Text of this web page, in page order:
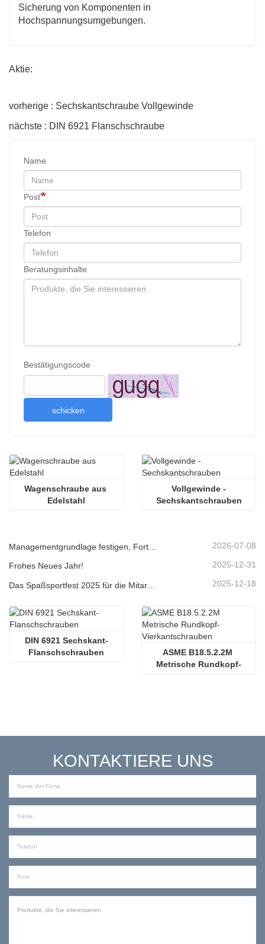
Sicherung von Komponenten in
Hochspannungsumgebungen.
Aktie:
vorherige : Sechskantschraube Vollgewinde
nächste : DIN 6921 Flanschschraube
Name
Post
Telefon
Beratungsinhalte
Bestätigungscode
schicken
Wagenschraube aus
Edelstahl
Vollgewinde -
Sechskantschrauben
2026-07-08
Frohes Neues Jahr! 2025-12-31
2025-12-18
DIN 6921 Sechskant-
Flanschschrauben
ASME B18.5.2.2M
Metrische Rundkopf-
KONTAKTIERE UNS